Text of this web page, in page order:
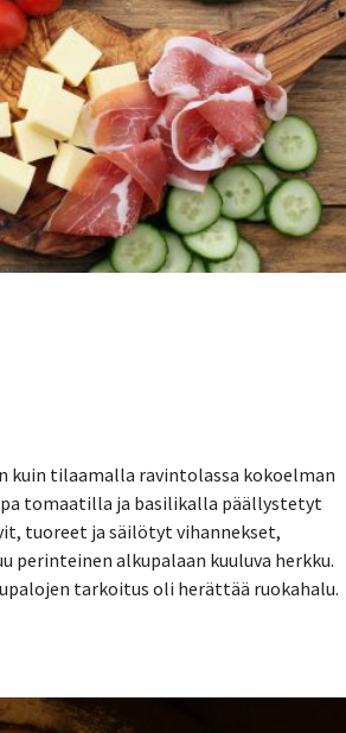
kuin tilaamalla ravintolassa kokoelman
tomaatilla ja basilikalla päällystetyt
tuoreet ja säilötyt vihannekset,
perinteinen alkupalaan kuuluva herkku.
tarkoitus oli herättää ruokahalu.